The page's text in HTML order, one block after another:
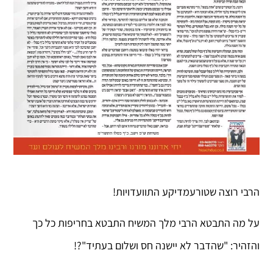
הרבי רוצה שטורעמדיקע התוועדויות!
על מה התבטא הרבי מלך המשיח התבטא בחריפות כל כך
והזהיר: "שהדבר לא יישנה חס ושלום בעתיד"?!